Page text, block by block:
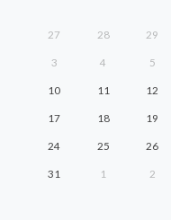
27 28 29
3 4 5
10 11 12
17 18 19
24 25 26
31 1 2